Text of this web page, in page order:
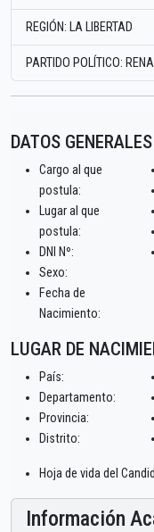
REGIÓN: LA LIBERTAD
PARTIDO POLÍTICO:
DATOS GENERALES
Cargo al que
postula:
Lugar al que
postula:
DNI Nº:
Sexo:
Fecha de
Nacimiento:
LUGAR DE
País:
Departamento:
Provincia:
Distrito:
Hoja de vida del
Información